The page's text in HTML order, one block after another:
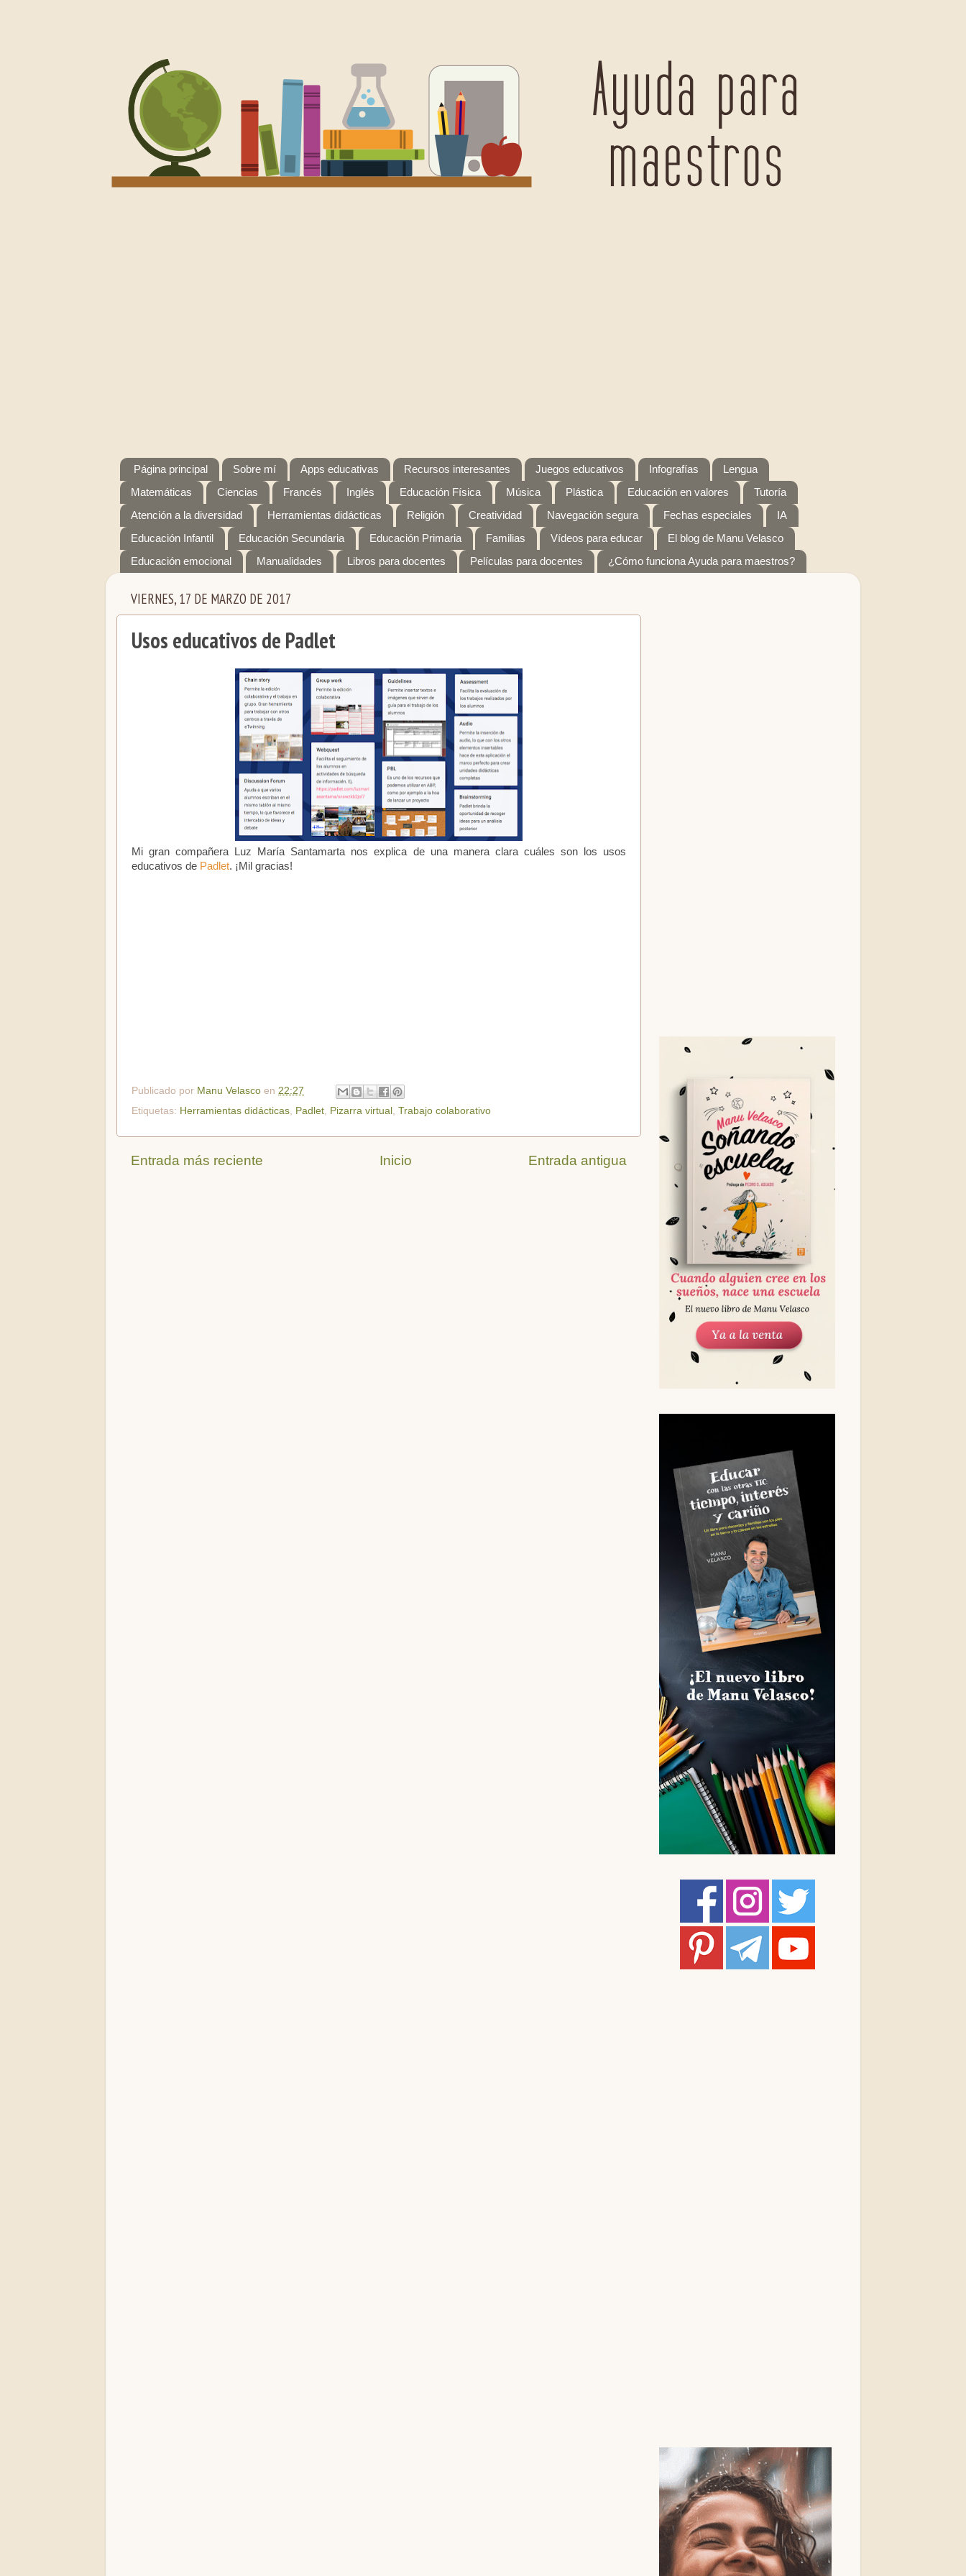
Página principal Sobre mí Apps educativas Recursos interesantes Juegos educativos Infografías
Lengua
Matemáticas
Ciencias Francés Inglés Educación Física Música Plástica Educación en valores
Tutoría
Atención a la diversidad
Herramientas didácticas Religión Creatividad Navegación segura Fechas especiales
IA
Educación Infantil
Educación Secundaria Educación Primaria Familias Vídeos para educar
El blog de Manu Velasco
Educación emocional
Manualidades Libros para docentes Películas para docentes ¿Cómo funciona Ayuda para maestros?
VIERNES, 17 DE MARZO DE 2017
Usos educativos de Padlet
Mi gran compañera Luz María Santamarta nos explica de una manera clara cuáles son los usos
educativos de Padlet. ¡Mil gracias!
Publicado por Manu Velasco en 22:27
Etiquetas: Herramientas didácticas Padlet Pizarra virtual Trabajo colaborativo
Entrada más reciente Entrada antigua
Inicio